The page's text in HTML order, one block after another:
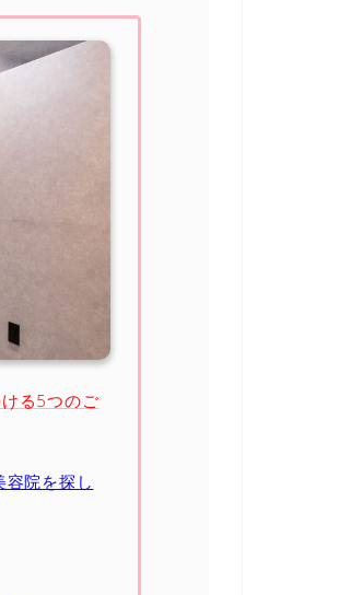
る5つのご
院を探し